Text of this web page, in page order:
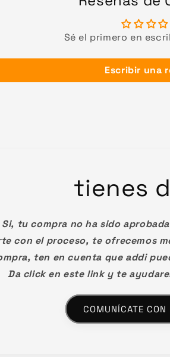
Sé el primero en
Escribir una
tienes
Si, tu compra no ha sido
con el proceso, te ofrecemos
ten en cuenta que addi
Da click en este link y te
COMUNÍCATE CON